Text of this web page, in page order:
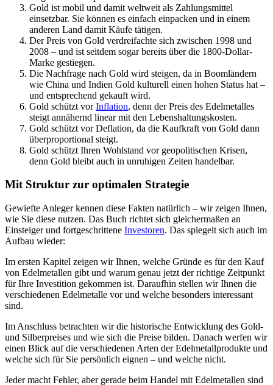
Gold ist mobil und damit weltweit als Zahlungsmittel
einsetzbar. Sie können es einfach einpacken und in einem
anderen Land damit Käufe tätigen.
Der Preis von Gold verdreifachte sich zwischen 1998 und
2008 – und ist seitdem sogar bereits über die 1800-Dollar-
Marke gestiegen.
Die Nachfrage nach Gold wird steigen, da in Boomländern
wie China und Indien Gold kulturell einen hohen Status hat –
und entsprechend gekauft wird.
Gold schützt vorInflation, denn der Preis des Edelmetalles
steigt annähernd linear mit den Lebenshaltungskosten.
Gold schützt vor Deflation, da die Kaufkraft von Gold dann
überproportional steigt.
Gold schützt Ihren Wohlstand vor geopolitischen Krisen,
denn Gold bleibt auch in unruhigen Zeiten handelbar.
Mit Struktur zur optimalen Strategie
Gewiefte Anleger kennen diese Fakten natürlich – wir zeigen Ihnen,
wie Sie diese nutzen. Das Buch richtet sich gleichermaßen an
Einsteiger und fortgeschrittene Investoren. Das spiegelt sich auch im
Aufbau wieder:
Im ersten Kapitel zeigen wir Ihnen, welche Gründe es für den Kauf
von Edelmetallen gibt und warum genau jetzt der richtige Zeitpunkt
für Ihre Investition gekommen ist. Daraufhin stellen wir Ihnen die
verschiedenen Edelmetalle vor und welche besonders interessant
sind.
Im Anschluss betrachten wir die historische Entwicklung des Gold-
und Silberpreises und wie sich die Preise bilden. Danach werfen wir
einen Blick auf die verschiedenen Arten der Edelmetallprodukte und
welche sich für Sie persönlich eignen – und welche nicht.
Jeder macht Fehler, aber gerade beim Handel mit Edelmetallen sind